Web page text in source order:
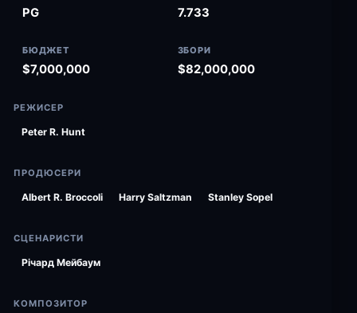
PG 7.733
БЮДЖЕТ
$7,000,000
ЗБОРИ
$82,000,000
РЕЖИСЕР
Peter R. Hunt
ПРОДЮСЕРИ
Albert R. Broccoli Harry Saltzman Stanley Sopel
СЦЕНАРИСТИ
Річард Мейбаум
КОМПОЗИТОР